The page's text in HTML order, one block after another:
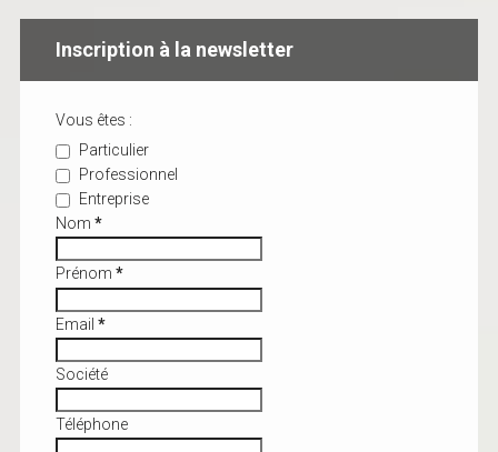
Inscription à la newsletter
Vous êtes :
Particulier
Professionnel
Entreprise
Nom *
Prénom *
Email *
Société
Téléphone